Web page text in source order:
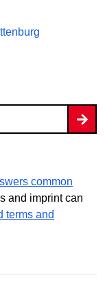
common
and imprint can
terms and